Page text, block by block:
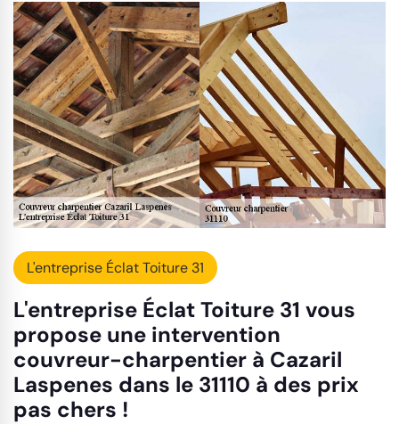
L'entreprise Éclat Toiture 31
L'entreprise Éclat Toiture 31 vous
propose une intervention
couvreur-charpentier à Cazaril
Laspenes dans le 31110 à des prix
pas chers !